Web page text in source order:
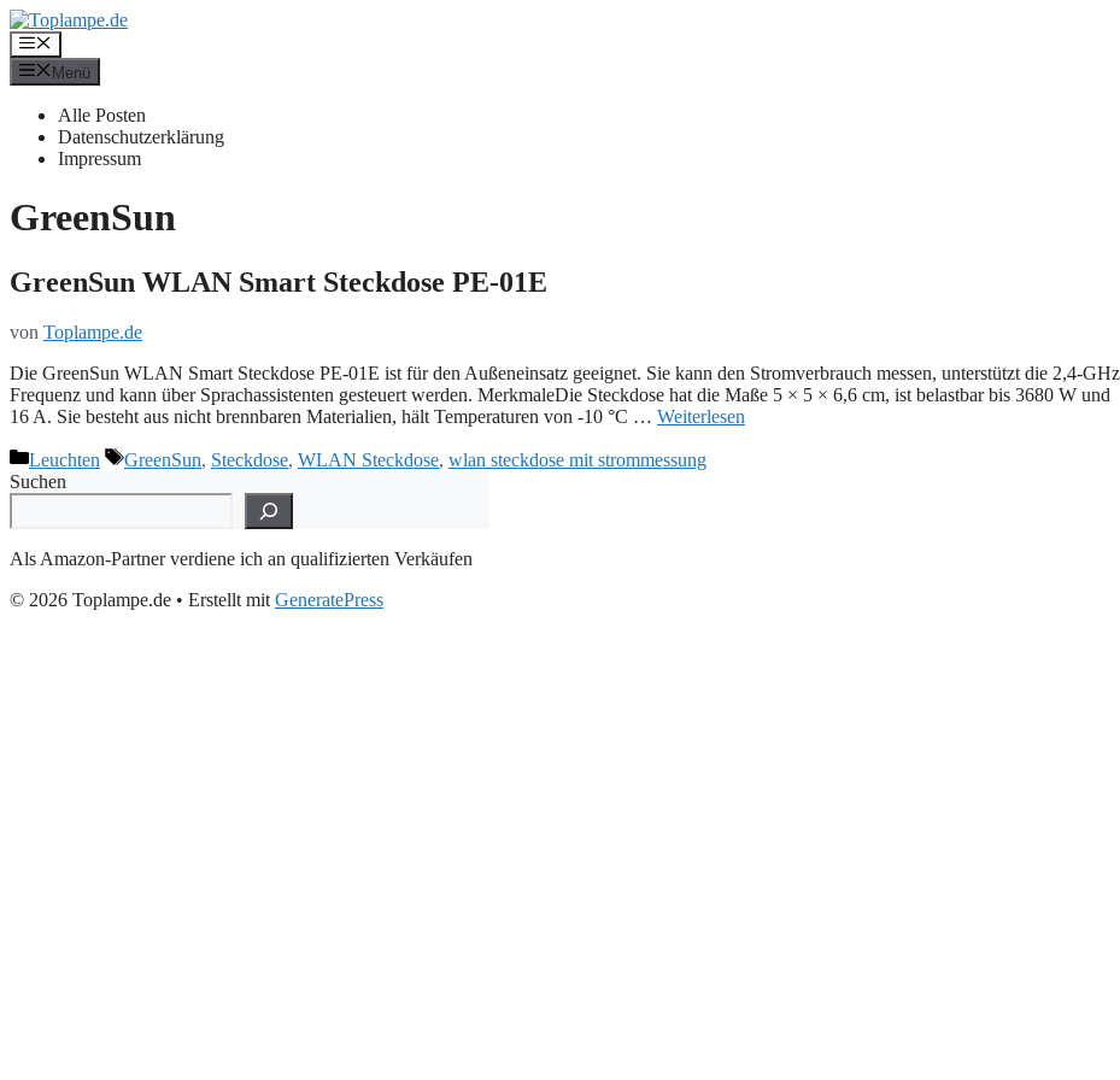
Zum
Inhalt
springen
Menü
Menü
Alle Posten
Datenschutzerklärung
Impressum
GreenSun
GreenSun WLAN Smart Steckdose PE-01E
von Toplampe.de
Die GreenSun WLAN Smart Steckdose PE-01E ist für den Außeneinsatz geeignet. Sie kann den Stromverbrauch messen, unterstützt die 2,4-
Frequenz und kann über Sprachassistenten gesteuert werden. MerkmaleDie Steckdose hat die Maße 5 × 5 × 6,6 cm, ist belastbar bis 3680 W und
16 A. Sie besteht aus nicht brennbaren Materialien, hält Temperaturen von -10 °C … Weiterlesen
Kategorien
Leuchten Schlagwörter
GreenSun, Steckdose, WLAN Steckdose, wlan steckdose mit strommessung
Suchen
Als Amazon-Partner verdiene ich an qualifizierten Verkäufen
© 2026 Toplampe.de • Erstellt mitGeneratePress